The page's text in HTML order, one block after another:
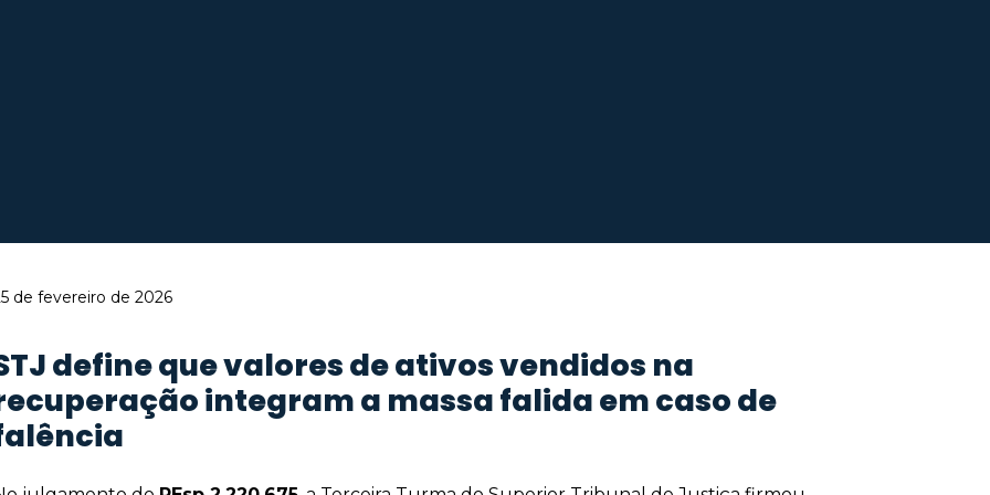
de fevereiro de 2026
define que valores de ativos vendidos na
integram a massa falida em caso de